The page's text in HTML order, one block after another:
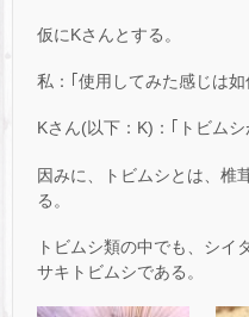
仮にKさんとする。
私：｢使用してみた感じは如
Kさん(以下：K)：｢トビム
因みに、トビムシとは、椎
る。
トビムシ類の中でも、シイ
サキトビムシである。